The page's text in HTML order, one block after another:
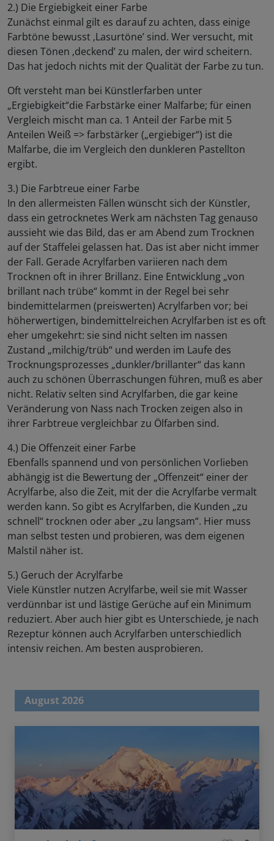
2.) Die Ergiebigkeit einer Farbe
Zunächst einmal gilt es darauf zu achten, dass einige
Farbtöne bewusst ‚Lasurtöne’ sind. Wer versucht, mit
diesen Tönen ‚deckend’ zu malen, der wird scheitern.
Das hat jedoch nichts mit der Qualität der Farbe zu tun.
Oft versteht man bei Künstlerfarben unter
„Ergiebigkeit“die Farbstärke einer Malfarbe; für einen
Vergleich mischt man ca. 1 Anteil der Farbe mit 5
Anteilen Weiß => farbstärker („ergiebiger“) ist die
Malfarbe, die im Vergleich den dunkleren Pastellton
ergibt.
3.) Die Farbtreue einer Farbe
In den allermeisten Fällen wünscht sich der Künstler,
dass ein getrocknetes Werk am nächsten Tag genauso
aussieht wie das Bild, das er am Abend zum Trocknen
auf der Staffelei gelassen hat. Das ist aber nicht immer
der Fall. Gerade Acrylfarben variieren nach dem
Trocknen oft in ihrer Brillanz. Eine Entwicklung „von
brillant nach trübe“ kommt in der Regel bei sehr
bindemittelarmen (preiswerten) Acrylfarben vor; bei
höherwertigen, bindemittelreichen Acrylfarben ist es oft
eher umgekehrt: sie sind nicht selten im nassen
Zustand „milchig/trüb“ und werden im Laufe des
Trocknungsprozesses „dunkler/brillanter“ das kann
auch zu schönen Überraschungen führen, muß es aber
nicht. Relativ selten sind Acrylfarben, die gar keine
Veränderung von Nass nach Trocken zeigen also in
ihrer Farbtreue vergleichbar zu Ölfarben sind.
4.) Die Offenzeit einer Farbe
Ebenfalls spannend und von persönlichen Vorlieben
abhängig ist die Bewertung der „Offenzeit“ einer der
Acrylfarbe, also die Zeit, mit der die Acrylfarbe vermalt
werden kann. So gibt es Acrylfarben, die Kunden „zu
schnell“ trocknen oder aber „zu langsam“. Hier muss
man selbst testen und probieren, was dem eigenen
Malstil näher ist.
5.) Geruch der Acrylfarbe
Viele Künstler nutzen Acrylfarbe, weil sie mit Wasser
verdünnbar ist und lästige Gerüche auf ein Minimum
reduziert. Aber auch hier gibt es Unterschiede, je nach
Rezeptur können auch Acrylfarben unterschiedlich
intensiv reichen. Am besten ausprobieren.
August 2026